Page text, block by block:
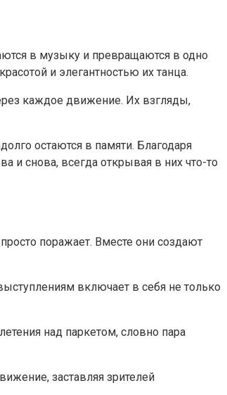
в музыку и превращаются в одно
и элегантностью их танца.
каждое движение. Их взгляды,
остаются в памяти. Благодаря
и снова, всегда открывая в них что-то
поражает. Вместе они создают
включает в себя не только
над паркетом, словно пара
заставляя зрителей